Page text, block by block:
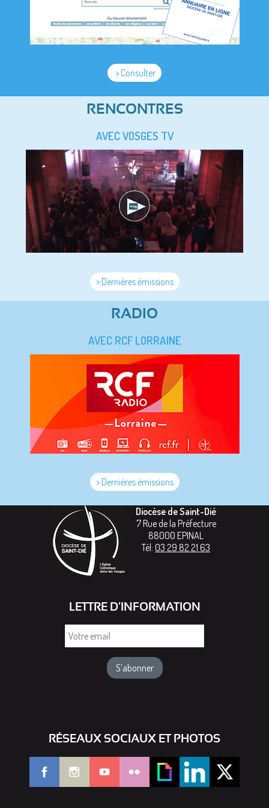
> Consulter
RENCONTRES
AVEC VOSGES TV
> Dernières émissions
RADIO
AVEC RCF LORRAINE
> Dernières émissions
Diocèse de Saint-Dié
7 Rue de la Préfecture
88000 EPINAL
Tél: 03 29 82 21 63
LETTRE D'INFORMATION
RÉSEAUX SOCIAUX ET PHOTOS